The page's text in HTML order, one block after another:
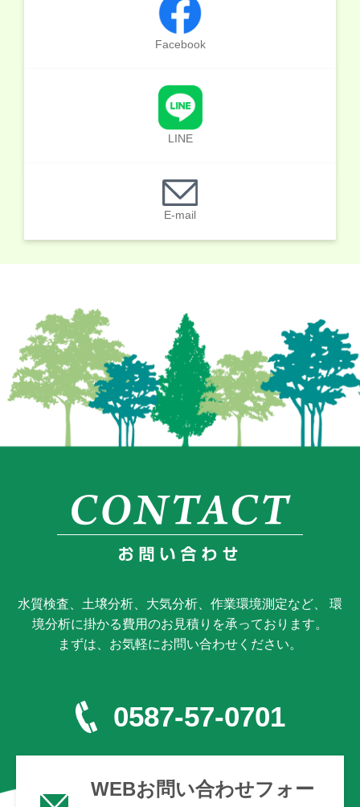
Facebook
LINE
E-mail
水質検査、土壌分析、大気分析、作業環境測定など、 環
境分析に掛かる費用のお見積りを承っております。
まずは、お気軽にお問い合わせください。
0587-57-0701
WEBお問い合わせフォー